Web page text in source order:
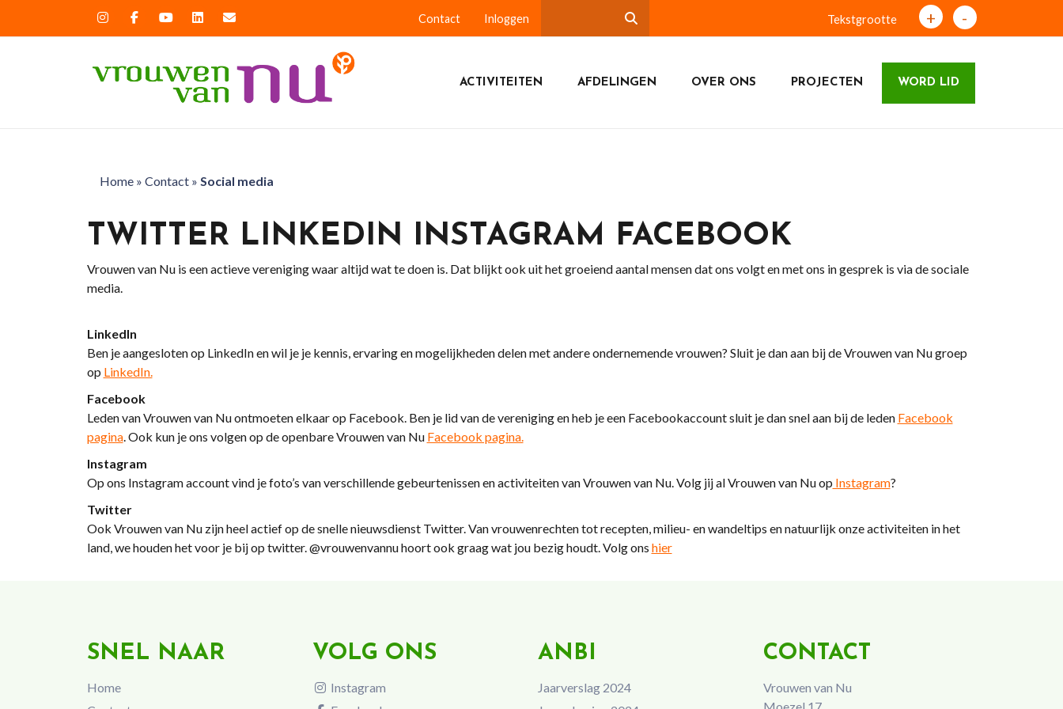
Contact Inloggen Tekstgrootte + -
ACTIVITEITEN AFDELINGEN OVER ONS PROJECTEN WORD LID
Home» Contact» Social media
TWITTER LINKEDIN INSTAGRAM FACEBOOK
Vrouwen van Nu is een actieve vereniging waar altijd wat te doen is. Dat blijkt ook uit het groeiend aantal mensen dat ons volgt en met ons in gesprek is via de sociale
media.
LinkedIn
Ben je aangesloten op LinkedIn en wil je je kennis, ervaring en mogelijkheden delen met andere ondernemende vrouwen? Sluit je dan aan bij de Vrouwen van Nu groep
op LinkedIn.
Facebook
Leden van Vrouwen van Nu ontmoeten elkaar op Facebook. Ben je lid van de vereniging en heb je een Facebookaccount sluit je dan snel aan bij de leden Facebook
pagina. Ook kun je ons volgen op de openbare Vrouwen van Nu Facebook pagina.
Instagram
Op ons Instagram account vind je foto’s van verschillende gebeurtenissen en activiteiten van Vrouwen van Nu. Volg jij al Vrouwen van Nu op Instagram?
Twitter
Ook Vrouwen van Nu zijn heel actief op de snelle nieuwsdienst Twitter. Van vrouwenrechten tot recepten, milieu- en wandeltips en natuurlijk onze activiteiten in het
land, we houden het voor je bij op twitter. @vrouwenvannu hoort ook graag wat jou bezig houdt. Volg ons hier
SNEL NAAR
Home
VOLG ONS
Instagram
ANBI
Jaarverslag 2024
CONTACT
Vrouwen van Nu